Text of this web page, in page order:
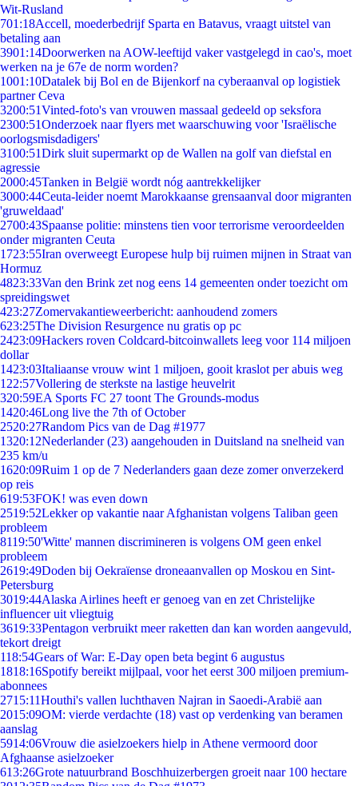
Wit-Rusland
701:18Accell, moederbedrijf Sparta en Batavus, vraagt uitstel van
betaling aan
3901:14Doorwerken na AOW-leeftijd vaker vastgelegd in cao's, moet
werken na je 67e de norm worden?
1001:10Datalek bij Bol en de Bijenkorf na cyberaanval op logistiek
partner Ceva
3200:51Vinted-foto's van vrouwen massaal gedeeld op seksfora
2300:51Onderzoek naar flyers met waarschuwing voor 'Israëlische
oorlogsmisdadigers'
3100:51Dirk sluit supermarkt op de Wallen na golf van diefstal en
agressie
2000:45Tanken in België wordt nóg aantrekkelijker
3000:44Ceuta-leider noemt Marokkaanse grensaanval door migranten
'gruweldaad'
2700:43Spaanse politie: minstens tien voor terrorisme veroordeelden
onder migranten Ceuta
1723:55Iran overweegt Europese hulp bij ruimen mijnen in Straat van
Hormuz
4823:33Van den Brink zet nog eens 14 gemeenten onder toezicht om
spreidingswet
423:27Zomervakantieweerbericht: aanhoudend zomers
623:25The Division Resurgence nu gratis op pc
2423:09Hackers roven Coldcard-bitcoinwallets leeg voor 114 miljoen
dollar
1423:03Italiaanse vrouw wint 1 miljoen, gooit kraslot per abuis weg
1 22:57Vollering de sterkste na lastige heuvelrit
320:59EA Sports FC 27 toont The Grounds-modus
1420:46Long live the 7th of October
2520:27Random Pics van de Dag #1977
1320:12Nederlander (23) aangehouden in Duitsland na snelheid van
235 km/u
1620:09Ruim 1 op de 7 Nederlanders gaan deze zomer onverzekerd
op reis
619:53FOK! was even down
2519:52Lekker op vakantie naar Afghanistan volgens Taliban geen
probleem
8119:50'Witte' mannen discrimineren is volgens OM geen enkel
probleem
2619:49Doden bij Oekraïense droneaanvallen op Moskou en Sint-
Petersburg
3019:44Alaska Airlines heeft er genoeg van en zet Christelijke
influencer uit vliegtuig
3619:33Pentagon verbruikt meer raketten dan kan worden aangevuld,
tekort dreigt
118:54Gears of War: E-Day open beta begint 6 augustus
1818:16Spotify bereikt mijlpaal, voor het eerst 300 miljoen premium-
abonnees
2715:11Houthi's vallen luchthaven Najran in Saoedi-Arabië aan
2015:09OM: vierde verdachte (18) vast op verdenking van beramen
aanslag
5914:06Vrouw die asielzoekers hielp in Athene vermoord door
Afghaanse asielzoeker
613:26Grote natuurbrand Boschhuizerbergen groeit naar 100 hectare